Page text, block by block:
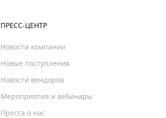
ПРЕСС-ЦЕНТР
Новости компании
Новые поступления
Новости вендоров
Мероприятия и вебинары
Пресса о нас